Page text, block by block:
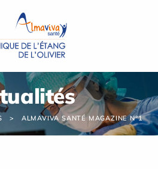
ALMAVIVA SANTÉ MAGAZINE N°1